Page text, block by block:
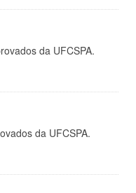
da UFCSPA.
da UFCSPA.